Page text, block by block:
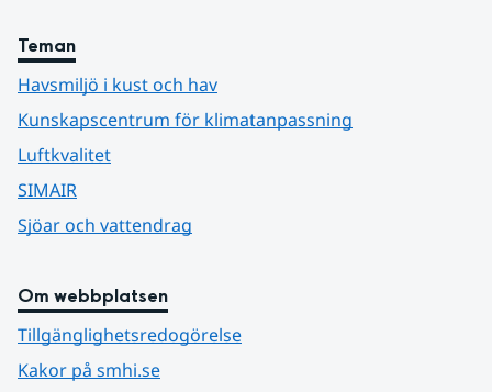
Teman
Havsmiljö i kust och hav
Kunskapscentrum för klimatanpassning
Luftkvalitet
SIMAIR
Sjöar och vattendrag
Om webbplatsen
Tillgänglighetsredogörelse
Kakor på smhi.se